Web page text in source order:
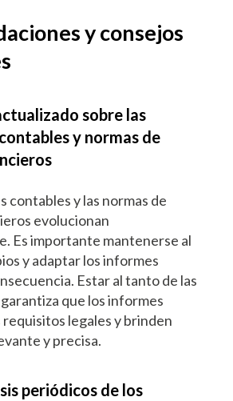
y consejos
sobre las
y normas de
contables y las normas de
evolucionan
Es importante mantenerse al
y adaptar los informes
Estar al tanto de las
que los informes
requisitos legales y brinden
y precisa.
periódicos de los